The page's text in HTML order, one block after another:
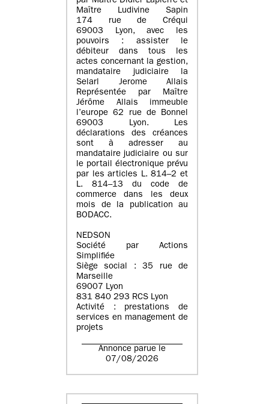
Maître Ludivine Sapin
174 rue de Créqui
69003 Lyon, avec les
pouvoirs : assister le
débiteur dans tous les
actes concernant la gestion,
mandataire judiciaire la
Selarl Jerome Allais
Représentée par Maître
Jérôme Allais immeuble
l’europe 62 rue de Bonnel
69003 Lyon. Les
déclarations des créances
sont à adresser au
mandataire judiciaire ou sur
le portail électronique prévu
par les articles L. 814–2 et
L. 814–13 du code de
commerce dans les deux
mois de la publication au
BODACC.
NEDSON
Société par Actions
Simplifiée
Siège social : 35 rue de
Marseille
69007 Lyon
831 840 293 RCS Lyon
Activité : prestations de
services en management de
projets
Annonce parue le
07/08/2026